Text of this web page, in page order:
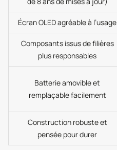
Écran OLED agréable à l’usage
Composants issus de filières
plus responsables
Batterie amovible et
remplaçable facilement
Construction robuste et
pensée pour durer